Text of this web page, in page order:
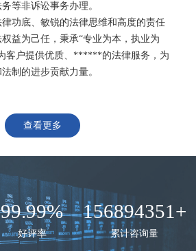
等非诉讼事务办理。
功底、敏锐的法律思维和高度的责任
益为己任，秉承“专业为本，执业为
客户提供优质、******的法律服务 ，为
法制的进步贡献力量。
查看更多
99.99%
好评率
156894351+
累计咨询量